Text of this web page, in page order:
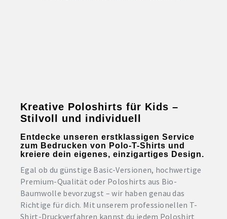
Kreative Poloshirts für Kids –
Stilvoll und individuell
Entdecke unseren erstklassigen Service
zum Bedrucken von Polo-T-Shirts und
kreiere dein eigenes, einzigartiges Design.
Egal ob du günstige Basic-Versionen, hochwertige
Premium-Qualität oder Poloshirts aus Bio-
Baumwolle bevorzugst – wir haben genau das
Richtige für dich. Mit unserem professionellen T-
Shirt-Druckverfahren kannst du jedem Poloshirt